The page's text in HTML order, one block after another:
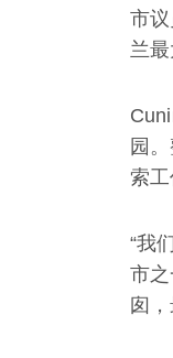
市
兰
园
索工
“我
市
囱